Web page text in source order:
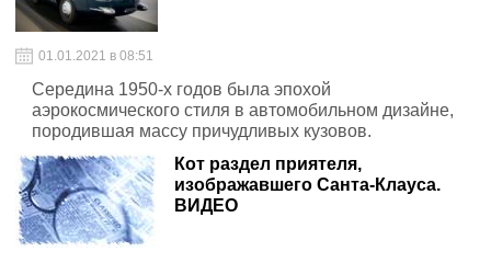
01.01.2021 в 08:51
Середина 1950-х годов была эпохой
аэрокосмического стиля в автомобильном дизайне,
породившая массу причудливых кузовов.
Кот раздел приятеля,
изображавшего Санта-Клауса.
ВИДЕО